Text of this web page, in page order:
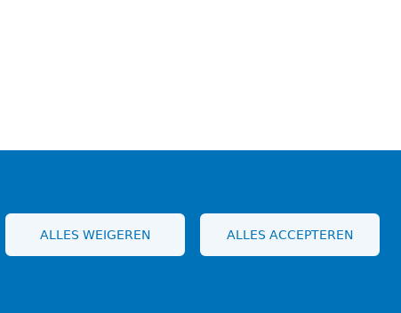
ALLES WEIGEREN ALLES ACCEPTEREN